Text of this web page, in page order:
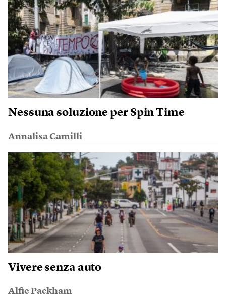
Nessuna soluzione per Spin Time
Annalisa Camilli
Vivere senza auto
Alfie Packham